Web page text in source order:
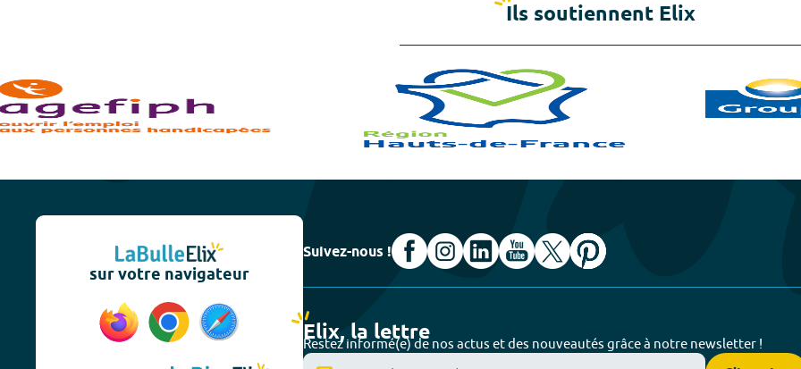
Ils soutiennent Elix
sur votre navigateur
Suivez-nous !
Elix, la lettre
Restez informé(e) de nos actus et des nouveautés grâce à notre newsletter !